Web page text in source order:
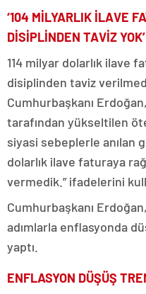
‘104 MİLYARLIK İLAVE
DİSİPLİNDEN TAVİZ YOK’
114 milyar dolarlık ilave
disiplinden taviz
Cumhurbaşkanı
tarafından yükseltilen
siyasi sebeplerle anılan
dolarlık ilave faturaya
vermedik.” ifadelerini
Cumhurbaşkanı
adımlarla enflasyonda
yaptı.
ENFLASYON DÜŞÜŞ